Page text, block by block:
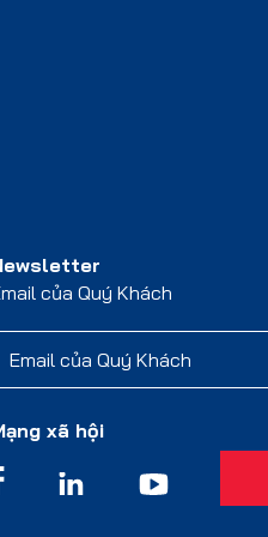
của Quý Khách
xã hội